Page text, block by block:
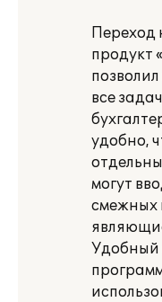
Переход
продукт
все
удобно,
могут
смежных
Удобный